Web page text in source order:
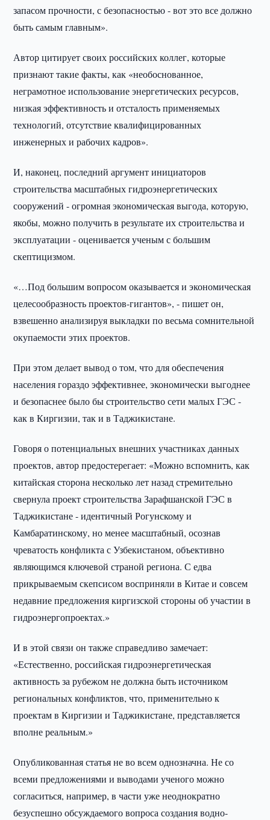
запасом прочности, с безопасностью - вот это все должно
быть самым главным».
Автор цитирует своих российских коллег, которые
признают такие факты, как «необоснованное,
неграмотное использование энергетических ресурсов,
низкая эффективность и отсталость применяемых
технологий, отсутствие квалифицированных
инженерных и рабочих кадров».
И, наконец, последний аргумент инициаторов
строительства масштабных гидроэнергетических
сооружений - огромная экономическая выгода, которую,
якобы, можно получить в результате их строительства и
эксплуатации - оценивается ученым с большим
скептицизмом.
«…Под большим вопросом оказывается и экономическая
целесообразность проектов-гигантов», - пишет он,
взвешенно анализируя выкладки по весьма сомнительной
окупаемости этих проектов.
При этом делает вывод о том, что для обеспечения
населения гораздо эффективнее, экономически выгоднее
и безопаснее было бы строительство сети малых ГЭС -
как в Киргизии, так и в Таджикистане.
Говоря о потенциальных внешних участниках данных
проектов, автор предостерегает: «Можно вспомнить, как
китайская сторона несколько лет назад стремительно
свернула проект строительства Зарафшанской ГЭС в
Таджикистане - идентичный Рогунскому и
Камбаратинскому, но менее масштабный, осознав
чреватость конфликта с Узбекистаном, объективно
являющимся ключевой страной региона. С едва
прикрываемым скепсисом восприняли в Китае и совсем
недавние предложения киргизской стороны об участии в
гидроэнергопроектах.»
И в этой связи он также справедливо замечает:
«Естественно, российская гидроэнергетическая
активность за рубежом не должна быть источником
региональных конфликтов, что, применительно к
проектам в Киргизии и Таджикистане, представляется
вполне реальным.»
Опубликованная статья не во всем однозначна. Не со
всеми предложениями и выводами ученого можно
согласиться, например, в части уже неоднократно
безуспешно обсуждаемого вопроса создания водно-